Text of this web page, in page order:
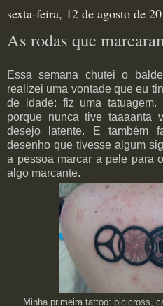
sexta-feira, 12 de agosto de
As rodas que
Essa semana chutei o
realizei uma vontade que eu
de idade: fiz uma
porque nunca tive taaaanta
desejo latente. E também
desenho que tivesse algum
a pessoa marcar a pele para
algo marcante.
Minha primeira tattoo: bicicross,